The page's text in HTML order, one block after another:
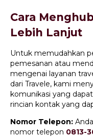
Cara
Lebih Lanjut
Untuk memudahkan
pemesanan atau
mengenai layanan
dari Travele, kami
komunikasi yang
rincian kontak yang
Nomor Telepon:
nomor telepon 0813-